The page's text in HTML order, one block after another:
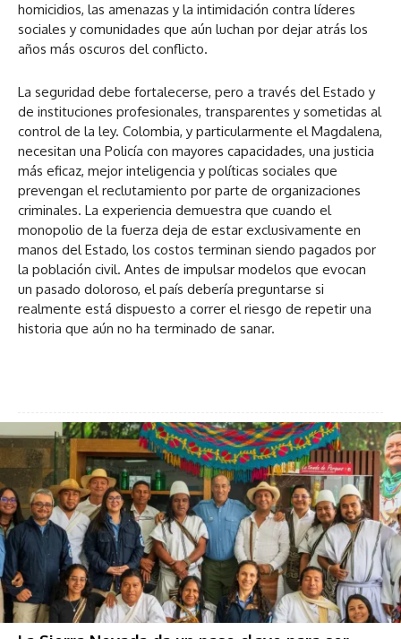
homicidios, las amenazas y la intimidación contra líderes
sociales y comunidades que aún luchan por dejar atrás los
años más oscuros del conflicto.
La seguridad debe fortalecerse, pero a través del Estado y
de instituciones profesionales, transparentes y sometidas al
control de la ley. Colombia, y particularmente el Magdalena,
necesitan una Policía con mayores capacidades, una justicia
más eficaz, mejor inteligencia y políticas sociales que
prevengan el reclutamiento por parte de organizaciones
criminales. La experiencia demuestra que cuando el
monopolio de la fuerza deja de estar exclusivamente en
manos del Estado, los costos terminan siendo pagados por
la población civil. Antes de impulsar modelos que evocan
un pasado doloroso, el país debería preguntarse si
realmente está dispuesto a correr el riesgo de repetir una
historia que aún no ha terminado de sanar.